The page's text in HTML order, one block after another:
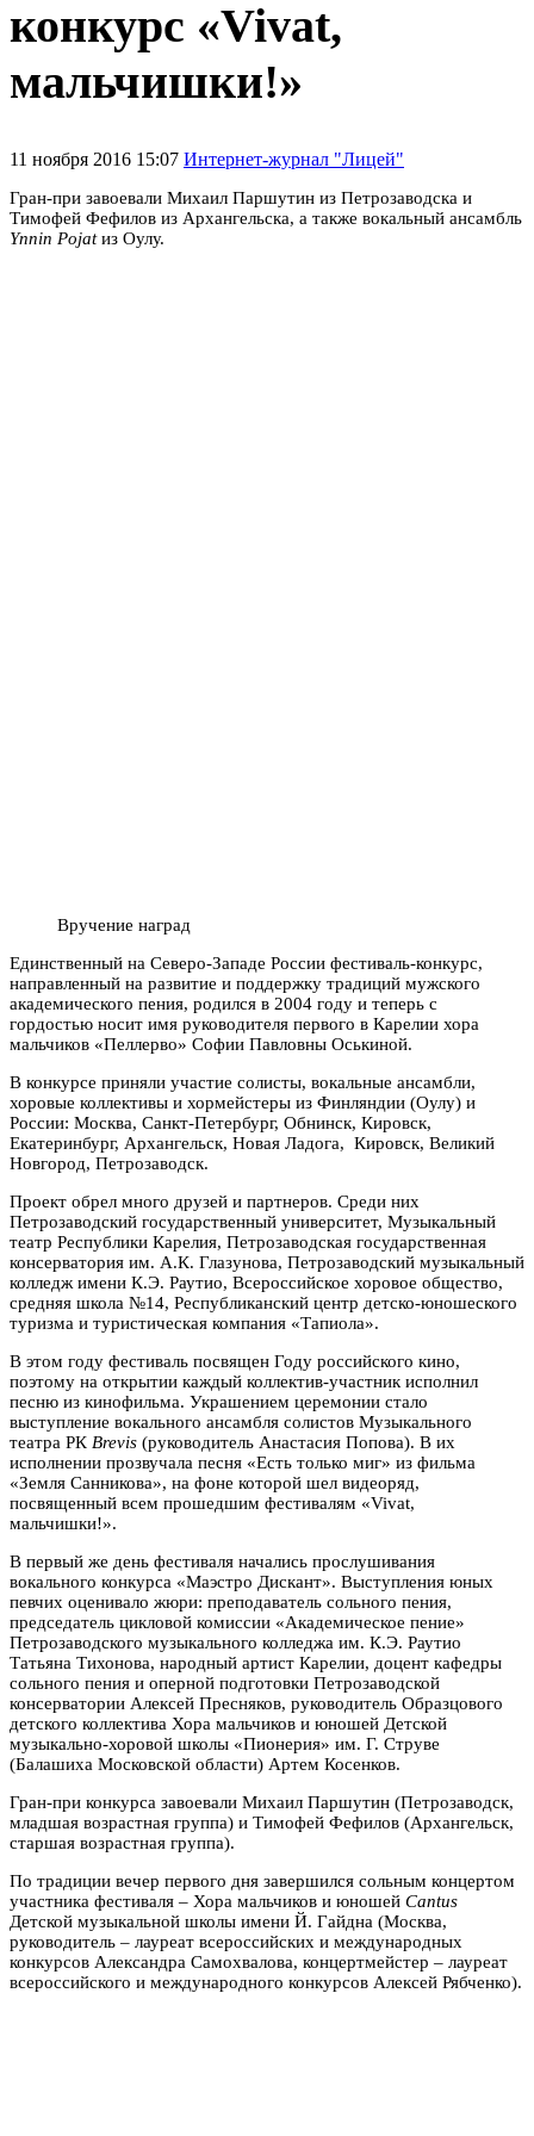
конкурс «Vivat,
мальчишки!»
11 ноября 2016 15:07 Интернет-журнал "Лицей"
Гран-при завоевали Михаил Паршутин из Петрозаводска и
Тимофей Фефилов из Архангельска, а также вокальный ансамбль
Ynnin Pojatиз Оулу.
Вручение наград
Единственный на Северо-Западе России фестиваль-конкурс,
направленный на развитие и поддержку традиций мужского
академического пения, родился в 2004 году и теперь с
гордостью носит имя руководителя первого в Карелии хора
мальчиков «Пеллерво» Софии Павловны Оськиной.
В конкурсе приняли участие солисты, вокальные ансамбли,
хоровые коллективы и хормейстеры из Финляндии (Оулу) и
России: Москва, Санкт-Петербург, Обнинск, Кировск,
Екатеринбург, Архангельск, Новая Ладога, Кировск, Великий
Новгород, Петрозаводск.
Проект обрел много друзей и партнеров. Среди них
Петрозаводский государственный университет, Музыкальный
театр Республики Карелия, Петрозаводская государственная
консерватория им. А.К. Глазунова, Петрозаводский музыкальный
колледж имени К.Э. Раутио, Всероссийское хоровое общество,
средняя школа №14, Республиканский центр детско-юношеского
туризма и туристическая компания «Тапиола».
В этом году фестиваль посвящен Году российского кино,
поэтому на открытии каждый коллектив-участник исполнил
песню из кинофильма. Украшением церемонии стало
выступление вокального ансамбля солистов Музыкального
театра РК Brevis (руководитель Анастасия Попова). В их
исполнении прозвучала песня «Есть только миг» из фильма
«Земля Санникова», на фоне которой шел видеоряд,
посвященный всем прошедшим фестивалям «Vivat,
мальчишки!».
В первый же день фестиваля начались прослушивания
вокального конкурса «Маэстро Дискант». Выступления юных
певчих оценивало жюри: преподаватель сольного пения,
председатель цикловой комиссии «Академическое пение»
Петрозаводского музыкального колледжа им. К.Э. Раутио
Татьяна Тихонова, народный артист Карелии, доцент кафедры
сольного пения и оперной подготовки Петрозаводской
консерватории Алексей Пресняков, руководитель Образцового
детского коллектива Хора мальчиков и юношей Детской
музыкально-хоровой школы «Пионерия» им. Г. Струве
(Балашиха Московской области) Артем Косенков.
Гран-при конкурса завоевали Михаил Паршутин (Петрозаводск,
младшая возрастная группа) и Тимофей Фефилов (Архангельск,
старшая возрастная группа).
По традиции вечер первого дня завершился сольным концертом
участника фестиваля – Хора мальчиков и юношей Cantus
Детской музыкальной школы имени Й. Гайдна (Москва,
руководитель – лауреат всероссийских и международных
конкурсов Александра Самохвалова, концертмейстер – лауреат
всероссийского и международного конкурсов Алексей Рябченко).